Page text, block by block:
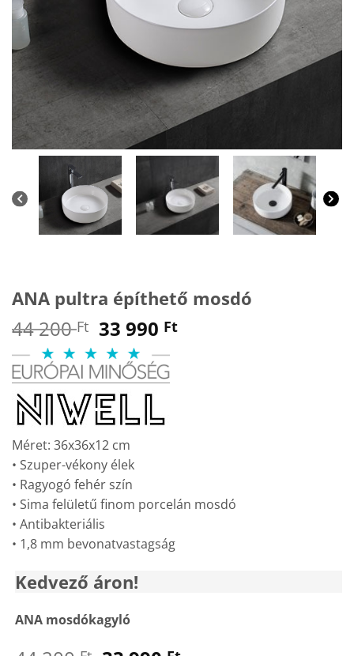
ANA pultra építhető mosdó
44 200Ft Original
price
was:
44
200 Ft.
33 990 FtCurrent
Méret: 36x36x12 cm
• Szuper-vékony élek
• Ragyogó fehér szín
• Sima felületű finom porcelán mosdó
• Antibakteriális
• 1,8 mm bevonatvastagság
Kedvező áron!
ANA mosdókagyló